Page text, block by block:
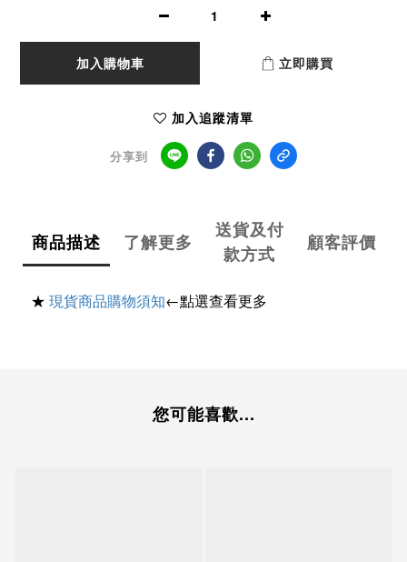
加入購物車 立即購買
加入追蹤清單
分享到
商品描述 了解更多
送貨及付
款方式
顧客評價
★ 現貨商品購物須知←點選查看更多
您可能喜歡...